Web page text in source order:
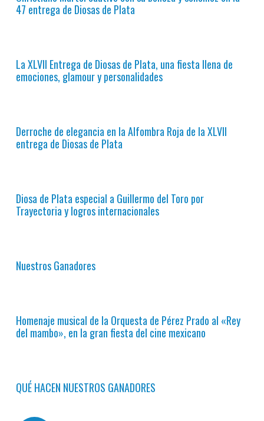
47 entrega de Diosas de Plata
La XLVII Entrega de Diosas de Plata, una fiesta llena de
emociones, glamour y personalidades
Derroche de elegancia en la Alfombra Roja de la XLVII
entrega de Diosas de Plata
Diosa de Plata especial a Guillermo del Toro por
Trayectoria y logros internacionales
Nuestros Ganadores
Homenaje musical de la Orquesta de Pérez Prado al «Rey
del mambo», en la gran fiesta del cine mexicano
QUÉ HACEN NUESTROS GANADORES